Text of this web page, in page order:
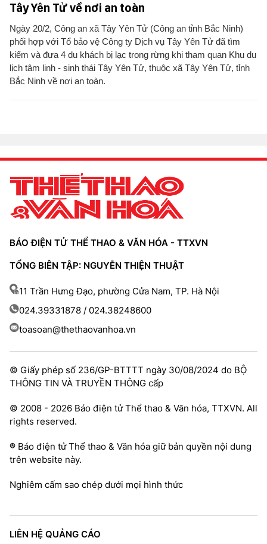
Tây Yên Tử về nơi an toàn
Ngày 20/2, Công an xã Tây Yên Tử (Công an tỉnh Bắc Ninh)
phối hợp với Tổ bảo vệ Công ty Dịch vụ Tây Yên Tử đã tìm
kiếm và đưa 4 du khách bị lạc trong rừng khi tham quan Khu du
lịch tâm linh - sinh thái Tây Yên Tử, thuộc xã Tây Yên Tử, tỉnh
Bắc Ninh về nơi an toàn.
BÁO ĐIỆN TỬ THỂ THAO & VĂN HÓA - TTXVN
TỔNG BIÊN TẬP: NGUYỄN THIỆN THUẬT
11 Trần Hưng Đạo, phường Cửa Nam, TP. Hà Nội
024.39331878 / 024.38248600
toasoan@thethaovanhoa.vn
© Giấy phép số 236/GP-BTTTT ngày 30/08/2024 do BỘ
THÔNG TIN VÀ TRUYỀN THÔNG cấp
© 2008 - 2026 Báo điện tử Thể thao & Văn hóa, TTXVN. All
rights reserved.
® Báo điện tử Thể thao & Văn hóa giữ bản quyền nội dung
trên website này.
Nghiêm cấm sao chép dưới mọi hình thức
LIÊN HỆ QUẢNG CÁO